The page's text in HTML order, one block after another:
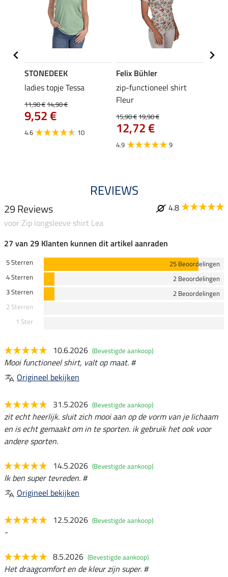
STONEDEEK
ladies topje Tessa
11,90 €14,90 €
9,52 €
4.6 10
Felix Bühler
zip-functioneel shirt
Fleur
15,90 €19,90 €
12,72 €
4.9 9
REVIEWS
29 Reviews
4.8
voor Zip longsleeve shirt Lea
27 van 29 Klanten kunnen dit artikel aanraden
5 Sterren
25 Beoordelingen
4 Sterren
2 Beoordelingen
3 Sterren
2 Beoordelingen
2 Sterren
1 Ster
10.6.2026 (Bevestigde aankoop)
Mooi functioneel shirt, valt op maat. #
Origineel bekijken
31.5.2026 (Bevestigde aankoop)
zit echt heerlijk. sluit zich mooi aan op de vorm van je lichaam
en is echt gemaakt om in te sporten. ik gebruik het ook voor
andere sporten.
14.5.2026 (Bevestigde aankoop)
Ik ben super tevreden. #
Origineel bekijken
12.5.2026 (Bevestigde aankoop)
-
8.5.2026 (Bevestigde aankoop)
Het draagcomfort en de kleur zijn super. #